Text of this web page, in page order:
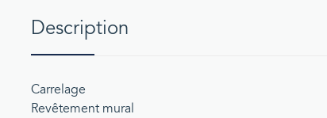
Description
Carrelage
Revêtement mural